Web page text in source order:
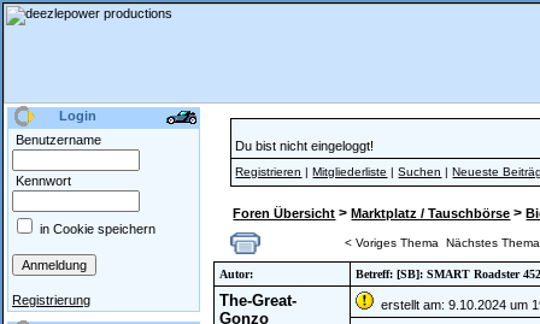
Login
Benutzername
Kennwort
in Cookie speichern
Registrierung
Du bist nicht eingeloggt!
Registrieren |Mitgliederliste |Suchen |Neueste
Foren Übersicht >Marktplatz / Tauschbörse >
< Voriges Thema Nächstes
Autor: Betreff: [SB]: SMART Roadster
The-Great-
Gonzo
erstellt am: 9.10.2024 um